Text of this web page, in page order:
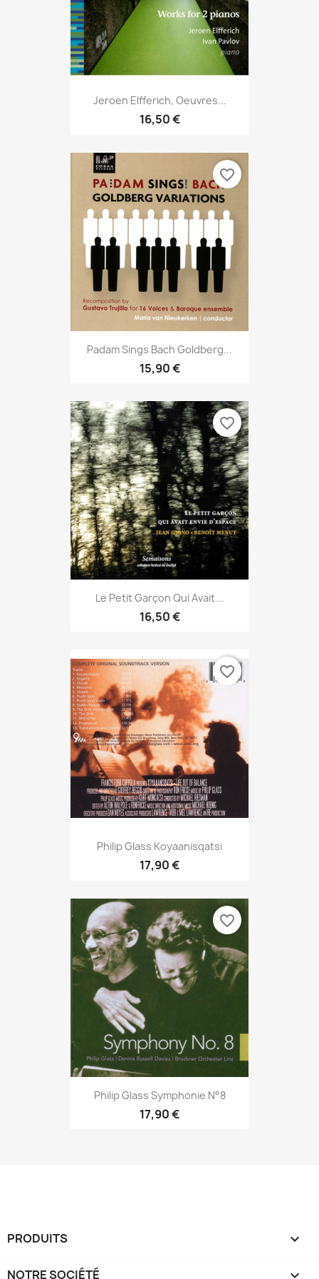
Jeroen Elfferich, Oeuvres...
16,50 €
Padam Sings Bach Goldberg...
15,90 €
favorite_border
Le Petit Garçon Qui Avait...
16,50 €
favorite_border
Philip Glass Koyaanisqatsi
17,90 €
favorite_border
Philip Glass Symphonie N°8
17,90 €
favorite_border
PRODUITS 
NOTRE SOCIÉTÉ 